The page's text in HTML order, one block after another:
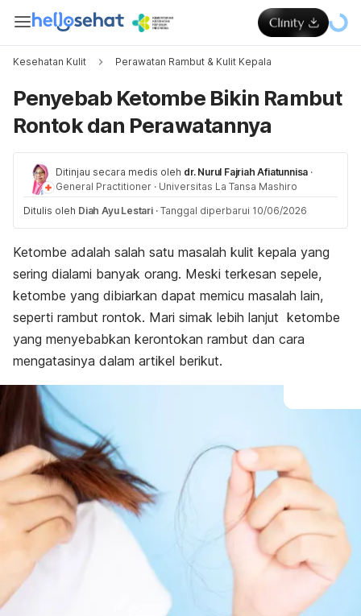
Kesehatan Kulit Perawatan Rambut & Kulit Kepala
Penyebab Ketombe Bikin Rambut
Rontok dan Perawatannya
Ditinjau secara medis oleh dr. Nurul Fajriah Afiatunnisa ·
General Practitioner · Universitas La Tansa Mashiro
Ditulis oleh Diah Ayu Lestari · Tanggal diperbarui 10/06/2026
Ketombe adalah salah satu masalah kulit kepala yang
sering dialami banyak orang. Meski terkesan sepele,
ketombe yang dibiarkan dapat memicu masalah lain,
seperti rambut rontok. Mari simak lebih lanjut ketombe
yang menyebabkan kerontokan rambut dan cara
mengatasinya dalam artikel berikut.